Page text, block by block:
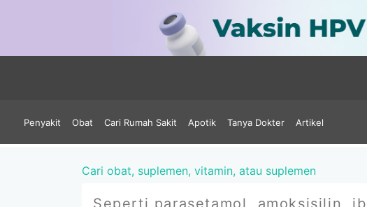
Penyakit Obat Cari Rumah Sakit Apotik Tanya Dokter Artikel
Cari obat, suplemen, vitamin, atau suplemen